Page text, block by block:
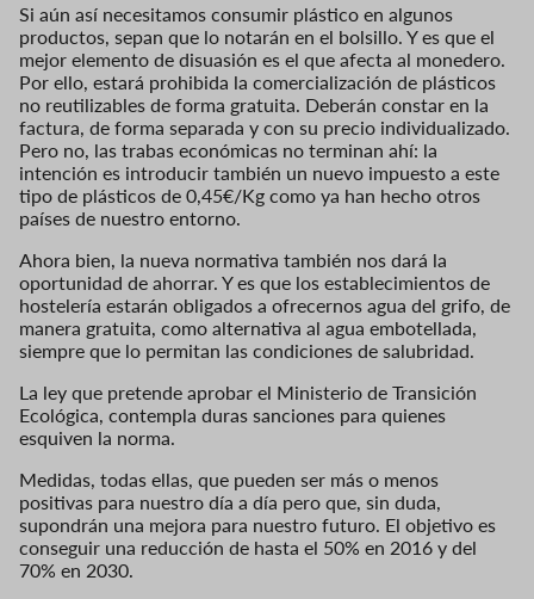
Si aún así necesitamos consumir plástico en algunos
productos, sepan que lo notarán en el bolsillo. Y es que el
mejor elemento de disuasión es el que afecta al monedero.
Por ello, estará prohibida la comercialización de plásticos
no reutilizables de forma gratuita. Deberán constar en la
factura, de forma separada y con su precio individualizado.
Pero no, las trabas económicas no terminan ahí: la
intención es introducir también un nuevo impuesto a este
tipo de plásticos de 0,45€/Kg como ya han hecho otros
países de nuestro entorno.
Ahora bien, la nueva normativa también nos dará la
oportunidad de ahorrar. Y es que los establecimientos de
hostelería estarán obligados a ofrecernos agua del grifo, de
manera gratuita, como alternativa al agua embotellada,
siempre que lo permitan las condiciones de salubridad.
La ley que pretende aprobar el Ministerio de Transición
Ecológica, contempla duras sanciones para quienes
esquiven la norma.
Medidas, todas ellas, que pueden ser más o menos
positivas para nuestro día a día pero que, sin duda,
supondrán una mejora para nuestro futuro. El objetivo es
conseguir una reducción de hasta el 50% en 2016 y del
70% en 2030.